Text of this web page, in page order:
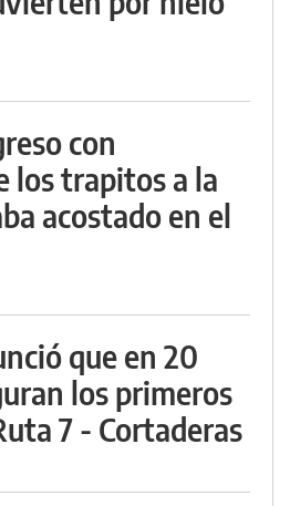
con
los trapitos a la
acostado en el
que en 20
los primeros
7 - Cortaderas